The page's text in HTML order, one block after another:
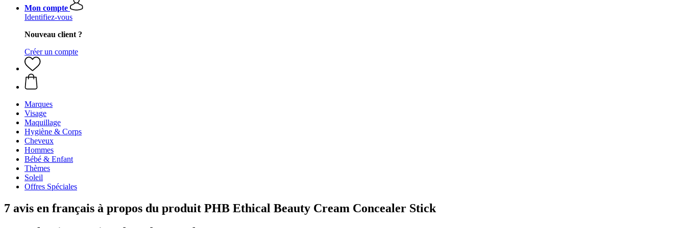
Mon compte
Identifiez-vous
Nouveau client ?
Créer un compte
Marques
Visage
Maquillage
Hygiène & Corps
Cheveux
Hommes
Bébé & Enfant
Thèmes
Soleil
Offres Spéciales
7 avis en français à propos du produit PHB Ethical Beauty Cream Concealer Stick